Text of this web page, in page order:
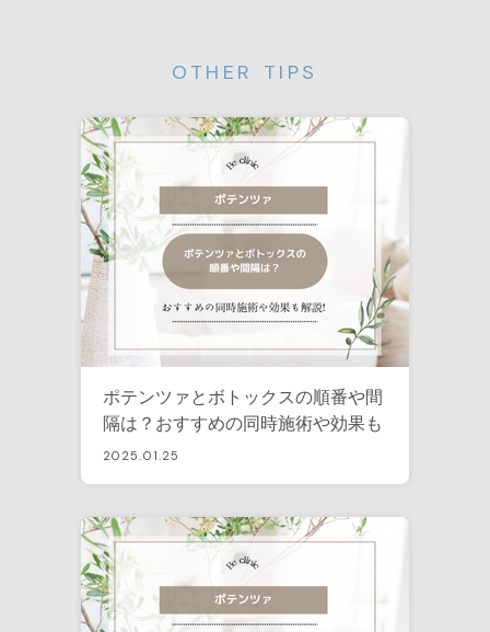
OTHER TIPS
ポテンツァとボトックスの順番や間
隔は？おすすめの同時施術や効果も
解説！
2025.01.25